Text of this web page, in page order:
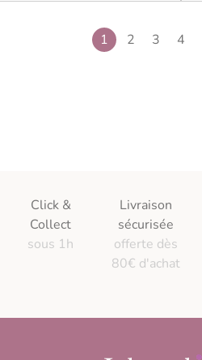
1 2 3 4
Click &
Collect
sous 1h
Livraison
sécurisée
offerte dès
80€ d'achat